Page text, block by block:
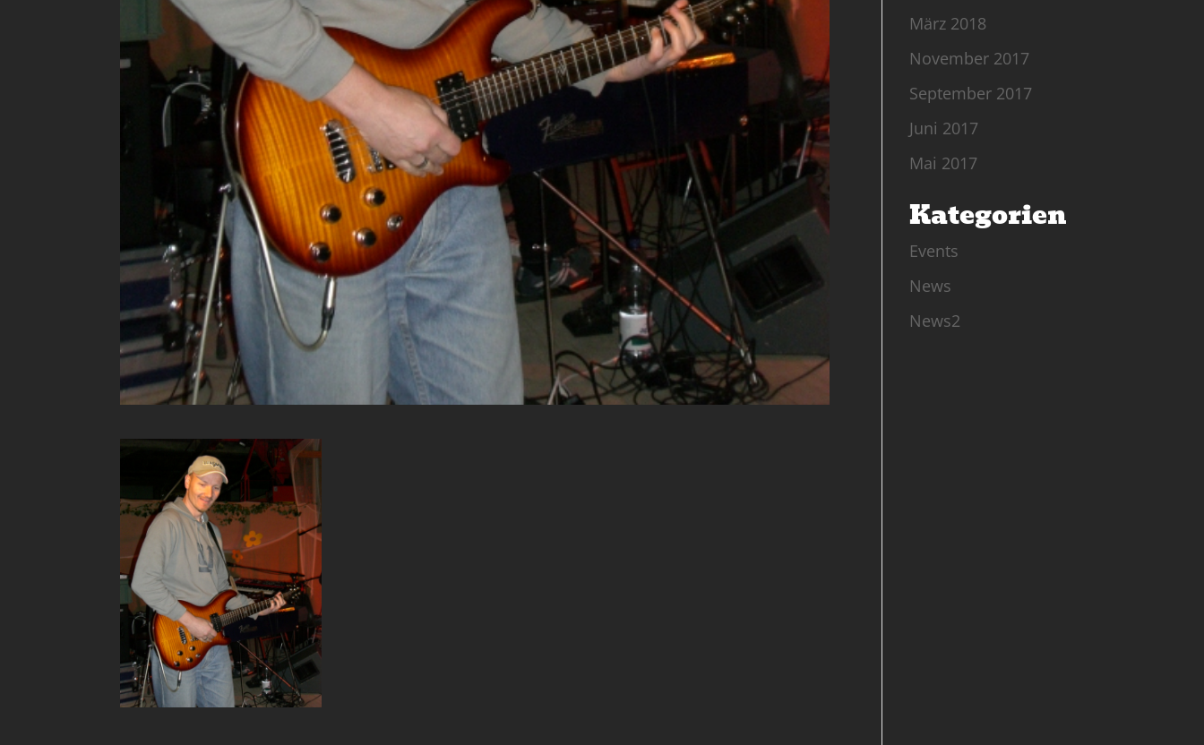
März 2018
November 2017
September 2017
Juni 2017
Mai 2017
Kategorien
Events
News
News2